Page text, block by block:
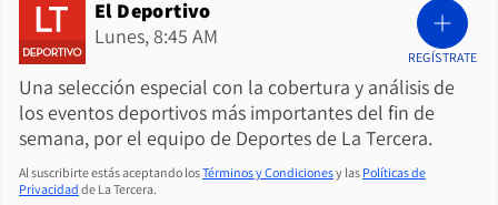
El Deportivo
Lunes, 8:45 AM
Una selección especial con la cobertura y análisis de
los eventos deportivos más importantes del fin de
semana, por el equipo de Deportes de La Tercera.
REGÍSTRATE
Al suscribirte estás aceptando losTérminos y Condicionesy las Políticas de
Privacidad de La Tercera.